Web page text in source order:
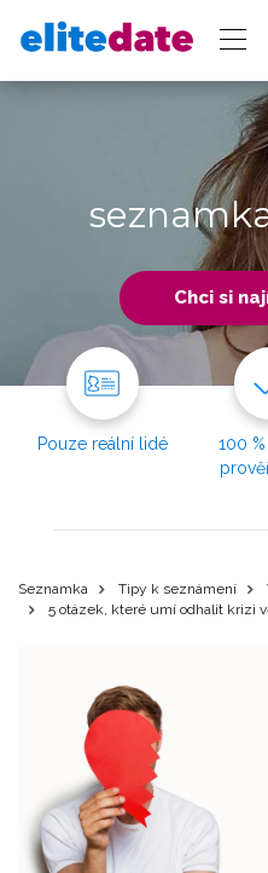
Chci si
Pouze reální lidé
100
Seznamka Tipy k seznámení
5 otázek, které umí odhalit krizi